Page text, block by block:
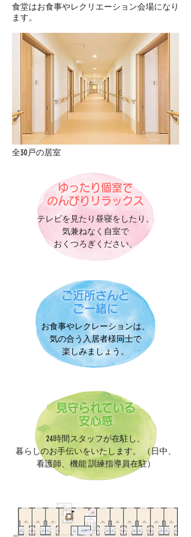
食堂はお食事やレクリエーション会場になり
ます。
全30戸の居室
ゆったり個室で
のんびりリラックス
ご近所さんと
ご一緒に
見守られている
安心感
テレビを見たり昼寝をしたり、
気兼ねなく自室で
おくつろぎください。
お食事やレクレーションは、
気の合う入居者様同士で
楽しみましょう。
24時間スタッフが在駐し、
暮らしのお手伝いをいたします。 （日中、
看護師、機能 訓練指導員在駐）